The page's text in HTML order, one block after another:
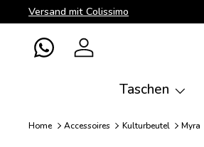
Direkt zum Inhalt
Versand mit Colissimo
WhatsAppEinloggen
Taschen
Home Accessoires Kulturbeutel Myra